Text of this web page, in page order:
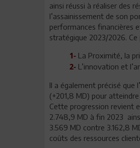
ainsi réussi à réaliser des
l’assainissement de son
performances financières
stratégique 2023/2026. Ce
1- La Proximité, la
2- L’innovation et
Il a également précisé que
(+201,8 MD) pour
Cette progression revient
2.748,9 MD à fin 2023
3.569 MD contre 3.162,8
coûts des ressources